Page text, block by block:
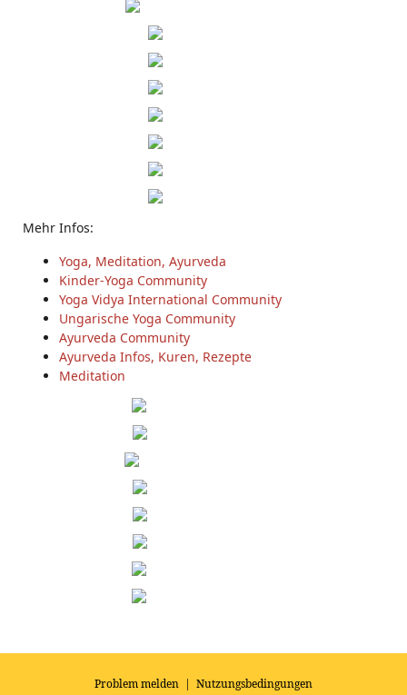
Mehr Infos:
Yoga, Meditation, Ayurveda
Kinder-Yoga Community
Yoga Vidya International Community
Ungarische Yoga Community
Ayurveda Community
Ayurveda Infos, Kuren, Rezepte
Meditation
Problem melden | Nutzungsbedingungen